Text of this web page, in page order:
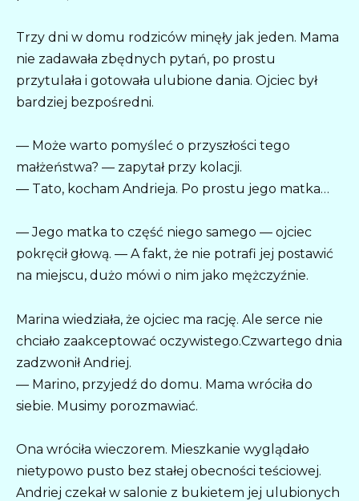
Trzy dni w domu rodziców minęły jak jeden. Mama
nie zadawała zbędnych pytań, po prostu
przytulała i gotowała ulubione dania. Ojciec był
bardziej bezpośredni.
— Może warto pomyśleć o przyszłości tego
małżeństwa? — zapytał przy kolacji.
— Tato, kocham Andrieja. Po prostu jego matka…
— Jego matka to część niego samego — ojciec
pokręcił głową. — A fakt, że nie potrafi jej postawić
na miejscu, dużo mówi o nim jako mężczyźnie.
Marina wiedziała, że ojciec ma rację. Ale serce nie
chciało zaakceptować oczywistego.Czwartego dnia
zadzwonił Andriej.
— Marino, przyjedź do domu. Mama wróciła do
siebie. Musimy porozmawiać.
Ona wróciła wieczorem. Mieszkanie wyglądało
nietypowo pusto bez stałej obecności teściowej.
Andriej czekał w salonie z bukietem jej ulubionych